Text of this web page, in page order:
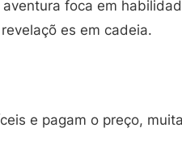
foca em
es em cadeia.
e pagam o preço,